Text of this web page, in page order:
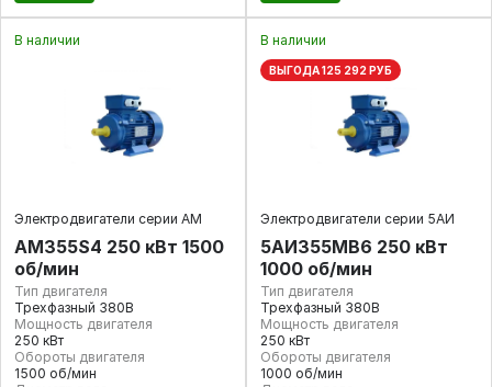
В наличии
Электродвигатели серии АМ
АМ355S4 250 кВт 1500
об/мин
Тип двигателя
Трехфазный 380В
Мощность двигателя
250 кВт
Обороты двигателя
1500 об/мин
В наличии
ВЫГОДА 125 292 РУБ
Электродвигатели серии 5АИ
5АИ355МВ6 250 кВт
1000 об/мин
Тип двигателя
Трехфазный 380В
Мощность двигателя
250 кВт
Обороты двигателя
1000 об/мин